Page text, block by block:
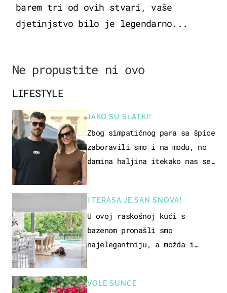
barem tri od ovih stvari, vaše
djetinjstvo bilo je legendarno...
Ne propustite ni ovo
LIFESTYLE
JAKO SU SLATKI!
Zbog simpatičnog para sa špice
zaboravili smo i na modu, no
damina haljina itekako nas se
I TERASA JE SAN SNOVA!
U ovoj raskošnoj kući s
bazenom pronašli smo
najelegantniju, a možda i
VOLE SUNCE